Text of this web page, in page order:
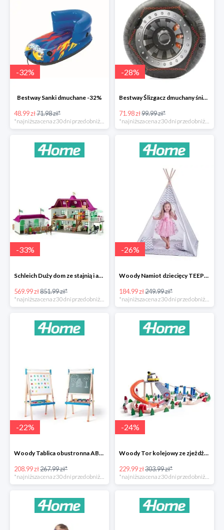
-32%
Bestway Sanki dmuchane -32%
48.99 zł71.98 zł*
*najniższa cena z 30 dni przed obniżką
-28%
Bestway Ślizgacz dmuchany śniegowy H2OGO -28%
71.98 zł99.99 zł*
*najniższa cena z 30 dni przed obniżką
-33%
Schleich Duży dom ze stajnią i akcesoriami -33%
569.99 zł851.99 zł*
-26%
Woody Namiot dziecięcy TEEPEE -26%
184.99 zł249.99 zł*
-22%
Woody Tablica obustronna ABC -22%
208.99 zł267.99 zł*
*najniższa cena z 30 dni przed obniżką
-24%
Woody Tor kolejowy ze zjeżdżalnią i żurawiem -24%
229.99 zł303.99 zł*
*najniższa cena z 30 dni przed obniżką